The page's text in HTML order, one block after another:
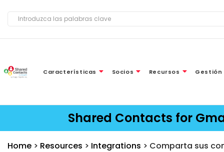
Características Socios Recursos
Shared Contacts for
Home > Resources > Integrations > Comparta sus